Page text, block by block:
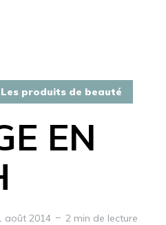
Les produits de beauté
EN
août 2014 2 min de lecture